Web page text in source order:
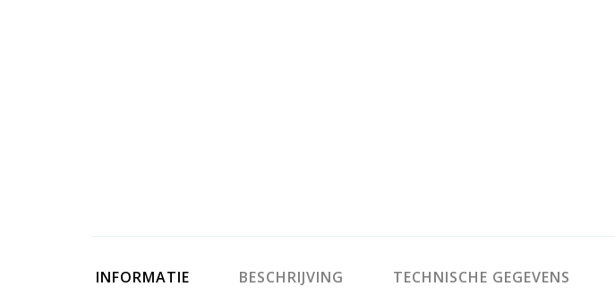
INFORMATIE BESCHRIJVING TECHNISCHE GEGEVENS